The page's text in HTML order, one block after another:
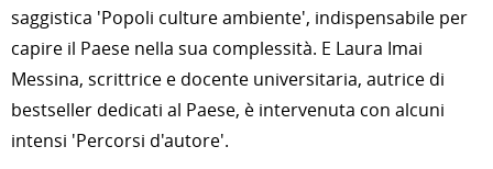
saggistica 'Popoli culture ambiente', indispensabile per
capire il Paese nella sua complessità. E Laura Imai
Messina, scrittrice e docente universitaria, autrice di
bestseller dedicati al Paese, è intervenuta con alcuni
intensi 'Percorsi d'autore'.